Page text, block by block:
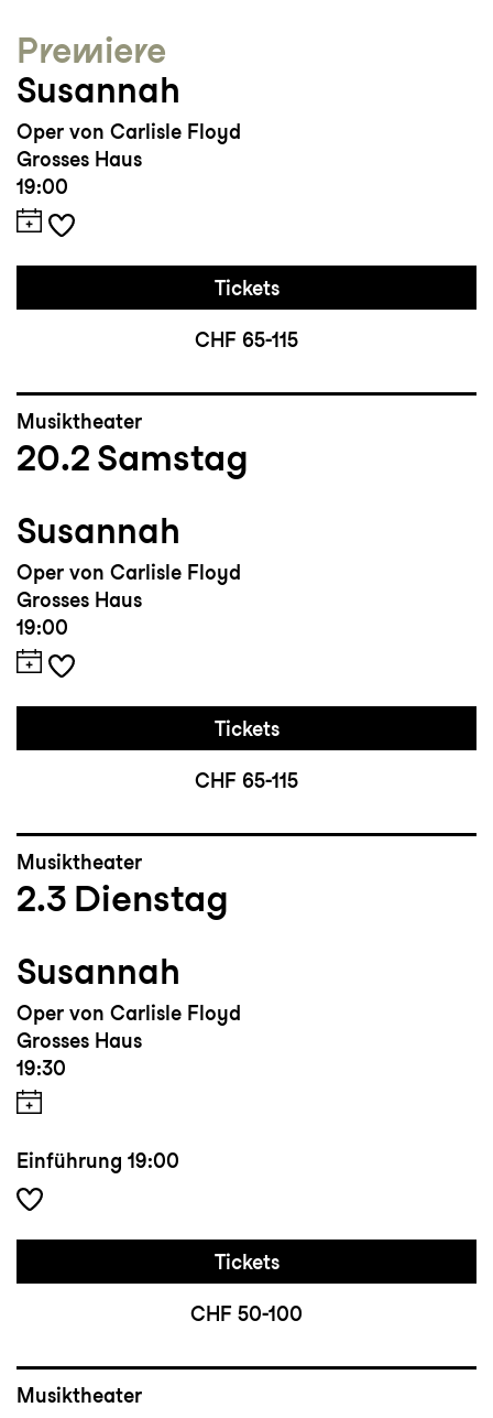
Premiere
Susannah
Oper von Carlisle Floyd
Grosses Haus
19:00
Tickets
CHF 65-115
Musiktheater
20.2 Samstag
Susannah
Oper von Carlisle Floyd
Grosses Haus
19:00
Tickets
CHF 65-115
Musiktheater
2.3 Dienstag
Susannah
Oper von Carlisle Floyd
Grosses Haus
19:30
Einführung 19:00
Tickets
CHF 50-100
Musiktheater